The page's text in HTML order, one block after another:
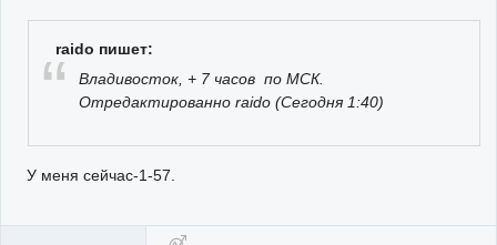
raido пишет:
Владивосток, + 7 часов по МСК.
Отредактированно raido (Сегодня 1:40)
У меня сейчас-1-57.